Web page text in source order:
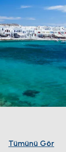
Tümünü Gör